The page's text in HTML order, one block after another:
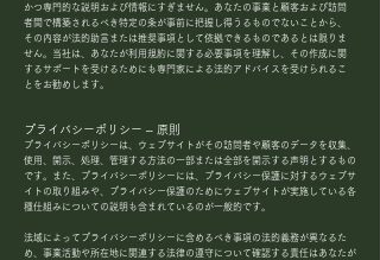
かつ専門的な説明および情報にすぎません。あなたの事業と顧客および訪問
者間で構築されるべき特定の条が事前に把握し得うるものでないことから、
その内容が法的助言または推奨事項として依拠できるものであるとは限りま
せん。当社は、あなたが利用規約に関する必要事項を理解し、その作成に関
するサポートを受けるためにも専門家による法的アドバイスを受けられるこ
とをお勧めします。
プライバシーポリシー – 原則
プライバシーポリシーは、ウェブサイトがその訪問者や顧客のデータを収集、
使用、開示、処理、管理する方法の一部または全部を開示する声明とするもの
です。また、プライバシーポリシーには、プライバシー保護に対するウェブサ
イトの取り組みや、プライバシー保護のためにウェブサイトが実施している各
種仕組みについての説明も含まれているのが一般的です。
法域によってプライバシーポリシーに含めるべき事項の法的義務が異なるた
め、事業活動や所在地に関連する法律の遵守について確認する責任はあなたが